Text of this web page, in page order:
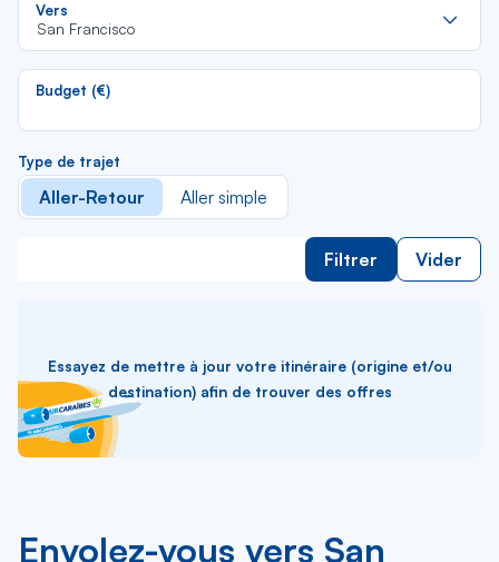
Vers
San Francisco
Budget (€)
Type de trajet
Aller-Retour Aller simple
Filtrer Vider
Essayez de mettre à jour votre itinéraire (origine et/ou
destination) afin de trouver des offres
Envolez-vous vers San